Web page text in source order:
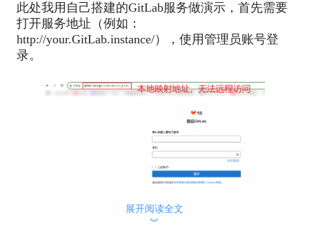
此处我用自己搭建的GitLab服务做演示，首先需要
打开服务地址（例如：
http://your.GitLab.instance/），使用管理员账号登
录。
图1：登录GitLab
展开阅读全文
︾